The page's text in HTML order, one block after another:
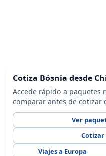
Cotiza Bósnia desde
Accede rápido a paquetes
comparar antes de cotizar
Ver
Cotizar
Viajes a Europa